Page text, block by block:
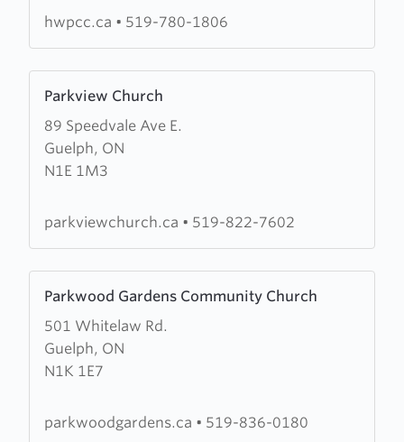
Worship
Centre
hwpcc.ca • 519-780-1806
Parkview Church
89 Speedvale Ave E.
Guelph, ON
N1E 1M3
more
about
Parkview
Church
parkviewchurch.ca • 519-822-7602
Parkwood Gardens Community Church
501 Whitelaw Rd.
Guelph, ON
N1K 1E7
more
about
Parkwood
Gardens
Church
parkwoodgardens.ca • 519-836-0180